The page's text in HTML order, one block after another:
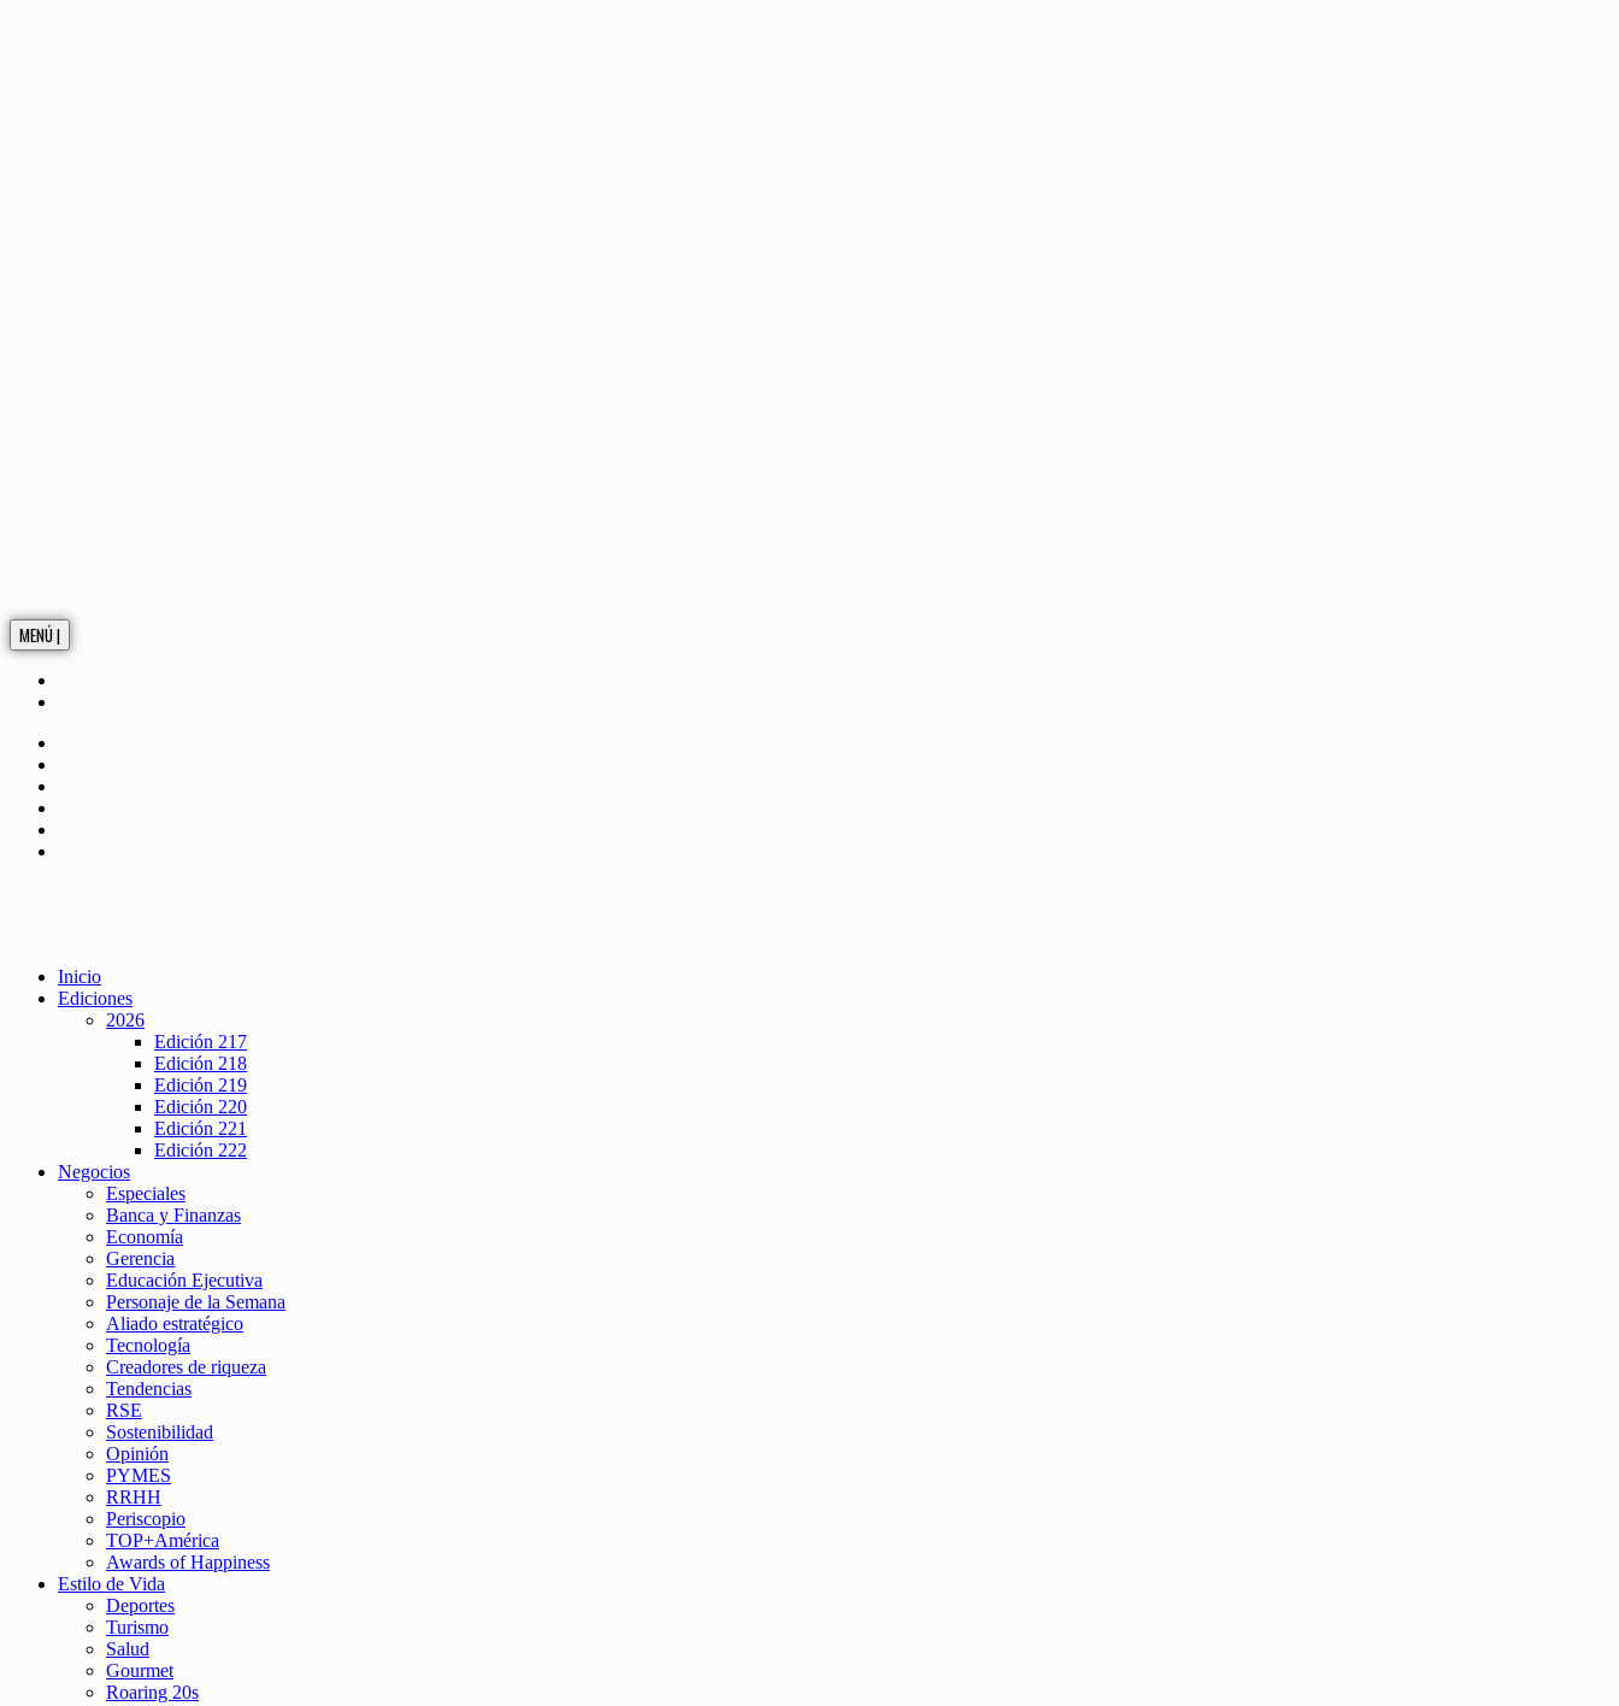
MENÚ |
Inicio
Ediciones
2026
Edición 217
Edición 218
Edición 219
Edición 220
Edición 221
Edición 222
Negocios
Especiales
Banca y Finanzas
Economía
Gerencia
Educación Ejecutiva
Personaje de la Semana
Aliado estratégico
Tecnología
Creadores de riqueza
Tendencias
RSE
Sostenibilidad
Opinión
PYMES
RRHH
Periscopio
TOP+América
Awards of Happiness
Estilo de Vida
Deportes
Turismo
Salud
Gourmet
Roaring 20s